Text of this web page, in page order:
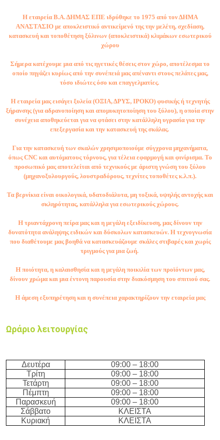
Η εταιρεία Β.Α. ΔΗΜΑΣ ΕΠΕ ιδρύθηκε το 1975 από τον ΔΗΜΑ
ΑΝΑΣΤΑΣΙΟ με αποκλειστικό αντικείμενό της την μελέτη, σχεδίαση,
κατασκευή και τοποθέτηση ξύλινων (αποκλειστικά) κλιμάκων εσωτερικού
χώρου
Σήμερα κατέχουμε μια από τις ηγετικές θέσεις στον χώρο, αποτέλεσμα το
οποίο πηγάζει κυρίως από την συνέπειά μας απέναντι στους πελάτες μας,
τόσο ιδιώτες όσο και επαγγελματίες.
Η εταιρεία μας εισάγει ξυλεία (ΟΞΙΑ, ΔΡΥΣ, ΙΡΟΚΟ) φυσικής ή τεχνητής
ξήρανσης (για αδρανοποίηση και απομυκητοποίηση του ξύλου), η οποία στην
συνέχεια αποθηκεύεται για να φτάσει στην κατάλληλη υγρασία για την
επεξεργασία και την κατασκευή της σκάλας.
Για την κατασκευή των σκαλών χρησιμοποιούμε σύγχρονα μηχανήματα,
όπως CNC και αυτόματους τόρνους, για τέλεια εφαρμογή και φινίρισμα. Το
προσωπικό μας αποτελείται από τεχνικούς με άριστη γνώση του ξύλου
(μηχανοξυλουργούς, λουστραδόρους, τεχνίτες τοποθέτες κ.λ.π.).
Τα βερνίκια είναι οικολογικά, υδατοδιάλυτα, μη τοξικά, υψηλής αντοχής και
σκληρότητας, κατάλληλα για εσωτερικούς χώρους.
Η τριαντάχρονη πείρα μας και η μεγάλη εξειδίκευση, μας δίνουν την
δυνατότητα ανάληψης ειδικών και δύσκολων κατασκευών. Η τεχνογνωσία
που διαθέτουμε μας βοηθά να κατασκευάζουμε σκάλες στιβαρές και χωρίς
τριγμούς για μια ζωή.
Η ποιότητα, η καλαισθησία και η μεγάλη ποικιλία των προϊόντων μας,
δίνουν χρώμα και μια έντονη παρουσία στην διακόσμηση του σπιτιού σας.
Η άμεση εξυπηρέτηση και η συνέπεια χαρακτηρίζουν την εταιρεία μας
Ωράριο λειτουργίας
Δευτέρα
09:00 – 18:00
Τρίτη
09:00 – 18:00
Τετάρτη
09:00 – 18:00
Πέμπτη
09:00 – 18:00
Παρασκευή
09:00 – 18:00
Σάββατο
ΚΛΕΙΣΤΑ
Κυριακή
ΚΛΕΙΣΤΑ